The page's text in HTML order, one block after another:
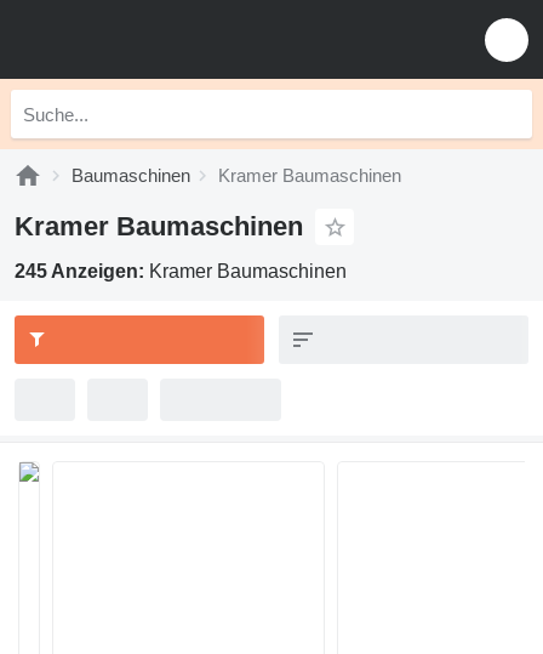
Baumaschinen Kramer Baumaschinen
Kramer Baumaschinen
245 Anzeigen: Kramer Baumaschinen